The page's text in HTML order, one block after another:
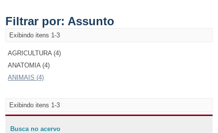
Filtrar por: Assunto
Exibindo itens 1-3
AGRICULTURA (4)
ANATOMIA (4)
ANIMAIS (4)
Exibindo itens 1-3
Busca no acervo